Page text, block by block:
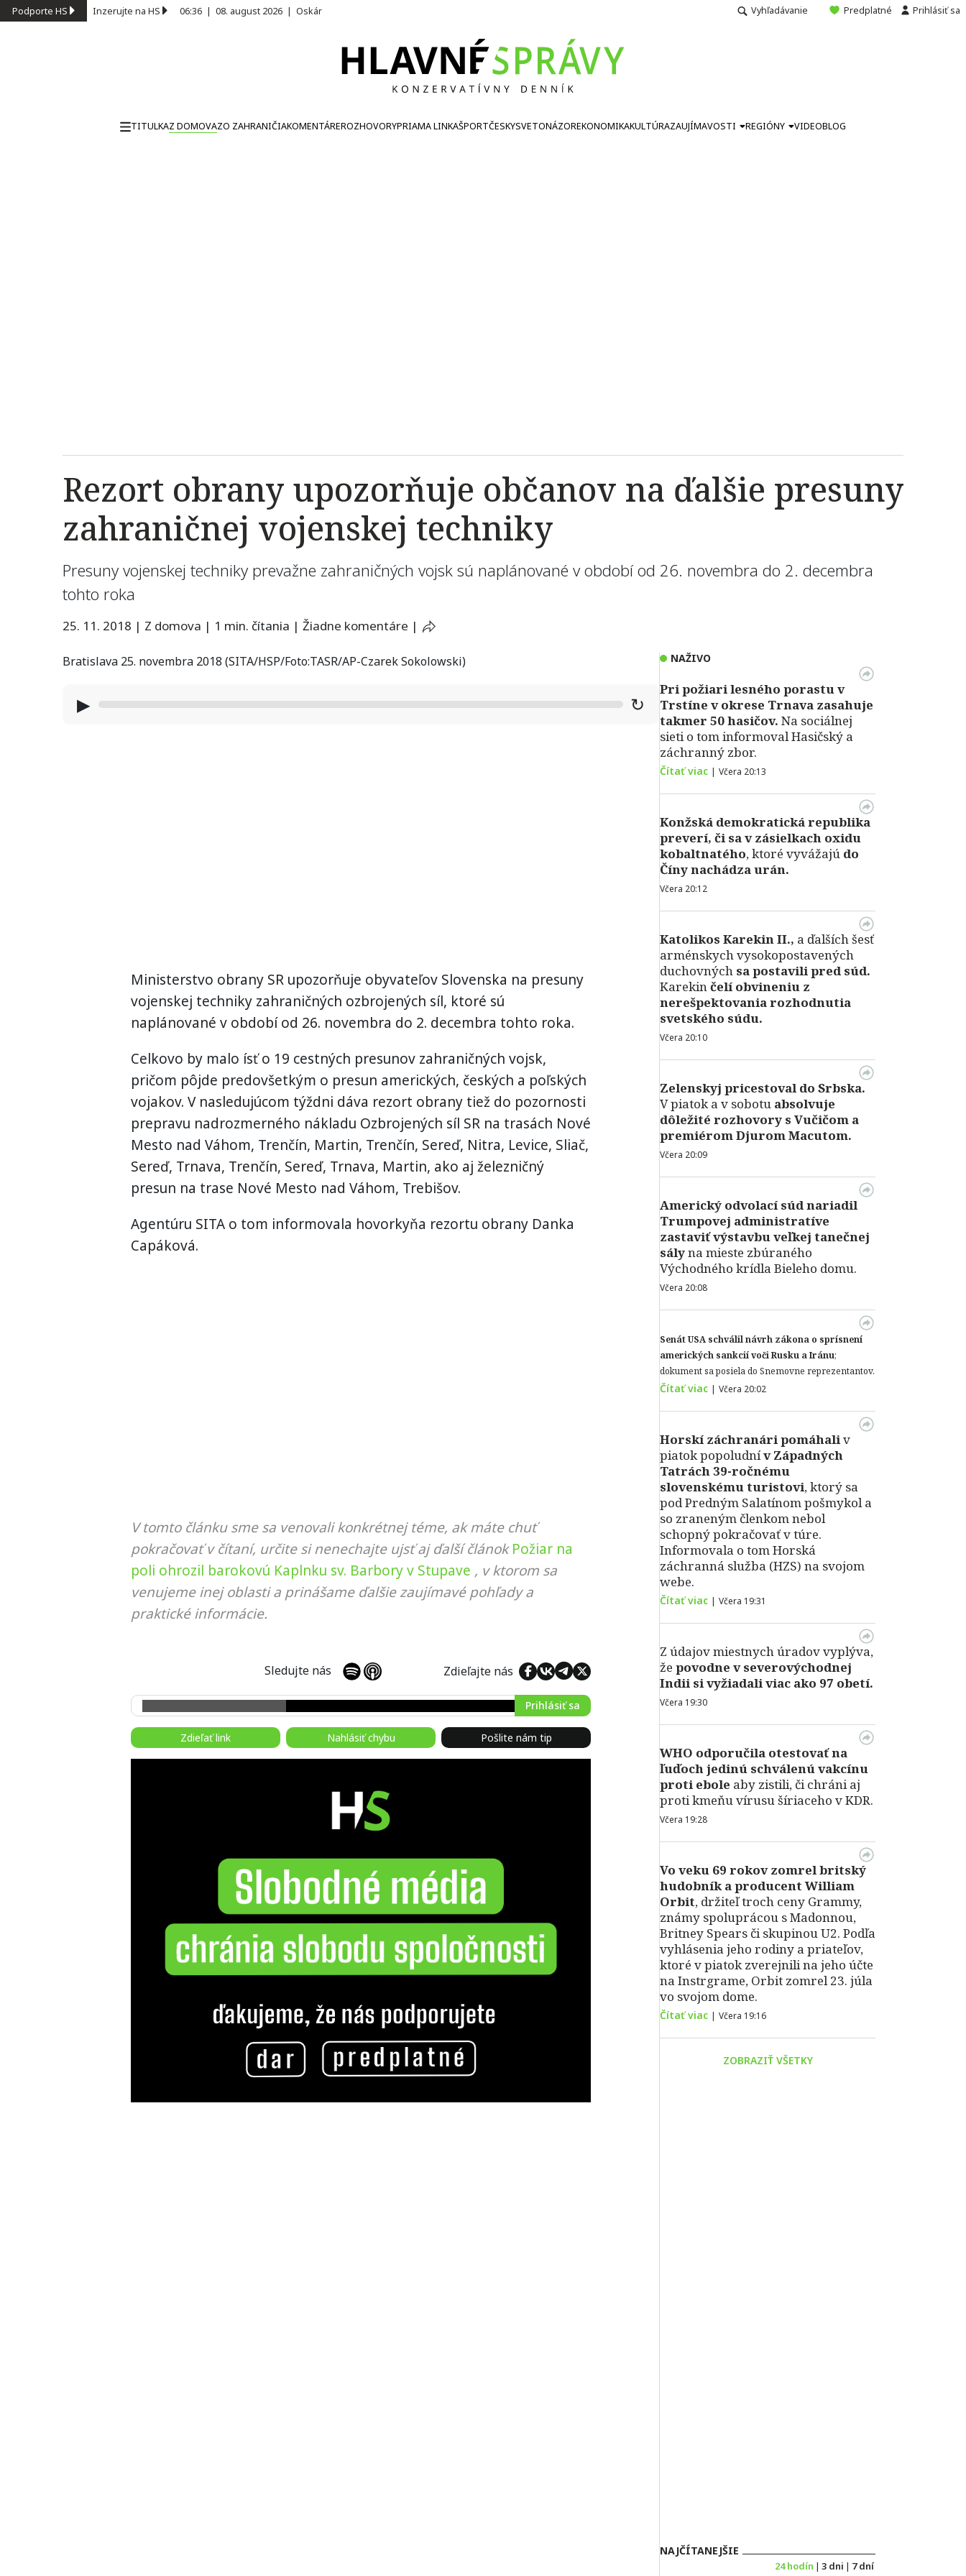
Podporte HS Inzerujte na HS 06:36 | 08. august 2026 | Oskár Vyhľadávanie Predplatné Prihlásiť sa
TITULKAZ DOMOVAZO ZAHRANIČIAKOMENTÁREROZHOVORYPRIAMA LINKAŠPORTČESKYSVETONÁZOREKONOMIKAKULTÚRAZAUJÍMAVOSTI REGIÓNY VIDEOBLOG
Rezort obrany upozorňuje občanov na ďalšie presuny
zahraničnej vojenskej techniky
Presuny vojenskej techniky prevažne zahraničných vojsk sú naplánované v období od 26. novembra do 2. decembra
tohto roka
25. 11. 2018 | Z domova | 1 min. čítania | Žiadne komentáre |
Bratislava 25. novembra 2018 (SITA/HSP/Foto:TASR/AP-Czarek Sokolowski)
▶ ↻
Ministerstvo obrany SR upozorňuje obyvateľov Slovenska na presuny
vojenskej techniky zahraničných ozbrojených síl, ktoré sú
naplánované v období od 26. novembra do 2. decembra tohto roka.
Celkovo by malo ísť o 19 cestných presunov zahraničných vojsk,
pričom pôjde predovšetkým o presun amerických, českých a poľských
vojakov. V nasledujúcom týždni dáva rezort obrany tiež do pozornosti
prepravu nadrozmerného nákladu Ozbrojených síl SR na trasách Nové
Mesto nad Váhom, Trenčín, Martin, Trenčín, Sereď, Nitra, Levice, Sliač,
Sereď, Trnava, Trenčín, Sereď, Trnava, Martin, ako aj železničný
presun na trase Nové Mesto nad Váhom, Trebišov.
Agentúru SITA o tom informovala hovorkyňa rezortu obrany Danka
Capáková.
V tomto článku sme sa venovali konkrétnej téme, ak máte chuť
pokračovať v čítaní, určite si nenechajte ujsť aj ďalší článok Požiar na
poli ohrozil barokovú Kaplnku sv. Barbory v Stupave , v ktorom sa
venujeme inej oblasti a prinášame ďalšie zaujímavé pohľady a
praktické informácie.
Sledujte nás Zdieľajte nás
Prihlásiť sa
Zdieľať link Nahlásiť chybu Pošlite nám tip
NAŽIVO
Pri požiari lesného porastu v
Trstíne v okrese Trnava zasahuje
takmer 50 hasičov. Na sociálnej
sieti o tom informoval Hasičský a
záchranný zbor.
Čítať viac | Včera 20:13
Konžská demokratická republika
preverí, či sa v zásielkach oxidu
kobaltnatého, ktoré vyvážajú do
Číny nachádza urán.
Včera 20:12
Katolikos Karekin II., a ďalších šesť
arménskych vysokopostavených
duchovných sa postavili pred súd.
Karekinčelí obvineniu z
nerešpektovania rozhodnutia
svetského súdu.
Včera 20:10
Zelenskyj pricestoval do Srbska.
V piatok a v sobotu absolvuje
dôležité rozhovory s Vučičom a
premiérom Djurom Macutom.
Včera 20:09
Americký odvolací súd nariadil
Trumpovej administratíve
zastaviť výstavbu veľkej tanečnej
sályna mieste zbúraného
Východného krídla Bieleho domu.
Včera 20:08
Senát USA schválil návrh zákona o sprísnení
amerických sankcií voči Rusku a Iránu;
dokument sa posiela do Snemovne reprezentantov.
Čítať viac | Včera 20:02
Horskí záchranári pomáhaliv
piatok popoludnív Západných
Tatrách 39-ročnému
slovenskému turistovi, ktorý sa
pod Predným Salatínom pošmykol a
so zraneným členkom nebol
schopný pokračovať v túre.
Informovala o tom Horská
záchranná služba (HZS) na svojom
webe.
Čítať viac | Včera 19:31
Z údajov miestnych úradov vyplýva,
že povodne v severovýchodnej
Indii si vyžiadali viac ako 97 obetí.
Včera 19:30
WHO odporučila otestovať na
ľuďoch jedinú schválenú vakcínu
proti ebole aby zistili, či chráni aj
proti kmeňu vírusu šíriaceho v KDR.
Včera 19:28
Vo veku 69 rokov zomrel britský
hudobník a producent William
Orbit, držiteľ troch ceny Grammy,
známy spoluprácou s Madonnou,
Britney Spears či skupinou U2. Podľa
vyhlásenia jeho rodiny a priateľov,
ktoré v piatok zverejnili na jeho účte
na Instrgrame, Orbit zomrel 23. júla
vo svojom dome.
Čítať viac | Včera 19:16
ZOBRAZIŤ VŠETKY
NAJČÍTANEJŠIE
24 hodín | 3 dni | 7 dní